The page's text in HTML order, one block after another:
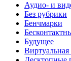
Аудио- и
Без рубрики
Бенчмарки
Будущее
Виртуальная